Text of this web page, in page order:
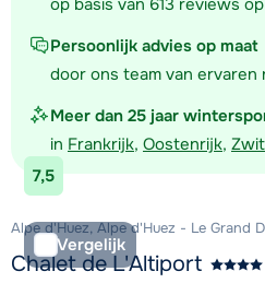
op basis van 613 reviews op
Persoonlijk advies op maat
door ons team van ervaren
Meer dan 25 jaar
in Frankrijk, Oostenrijk,
7,5
Vergelijk
Alpe d'Huez, Alpe d'Huez - Le Grand
Chalet de L'Altiport